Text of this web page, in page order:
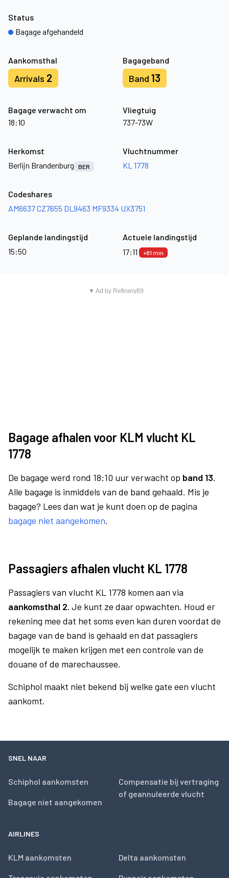
Aankomsthal
Arrivals 2
Bagageband
Band 13
Bagage verwacht om
18:10
Vliegtuig
737-73W
Status
Bagage afgehandeld
Herkomst
Berlijn Brandenburg
BER
Vluchtnummer
KL 1778
Codeshares
AM6637CZ7655 DL9463 MF9334 UX3751
Geplande landingstijd
15:50
Actuele landingstijd
17:11
+81 min
▼ Ad by Refinery89
Bagage afhalen voor KLM vlucht KL
1778
De bagage werd rond 18:10 uur verwacht op band 13.
Alle bagage is inmiddels van de band gehaald. Mis je
bagage? Lees dan wat je kunt doen op de pagina
bagage niet aangekomen.
Passagiers afhalen vlucht KL 1778
Passagiers van vlucht KL 1778 komen aan via
aankomsthal 2. Je kunt ze daar opwachten. Houd er
rekening mee dat het soms even kan duren voordat de
bagage van de band is gehaald en dat passagiers
mogelijk te maken krijgen met een controle van de
douane of de marechaussee.
Schiphol maakt niet bekend bij welke gate een vlucht
aankomt.
SNEL NAAR
Schiphol aankomsten
Bagage niet aangekomen
Compensatie bij vertraging
of geannuleerde vlucht
AIRLINES
KLM aankomsten Delta aankomsten